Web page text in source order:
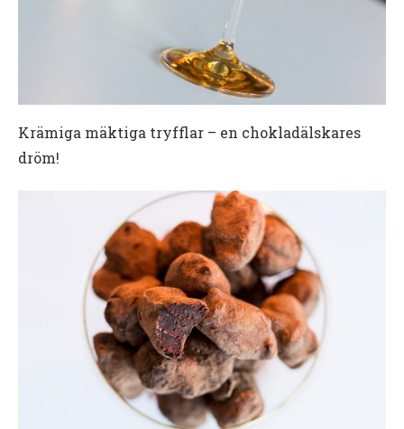
Krämiga mäktiga tryfflar – en chokladälskares
dröm!